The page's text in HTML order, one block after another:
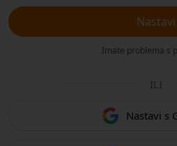
Nastavi
Imate problema s
ILI
Nastavi s